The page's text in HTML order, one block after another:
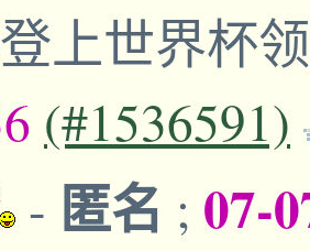
上世界杯
(#1536591)
- 匿名 ; 07-